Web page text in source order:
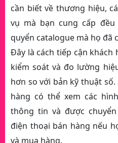
cần biết về thương hiệu,
vụ mà bạn cung cấp
quyển catalogue mà họ đã
Đây là cách tiếp cận
kiểm soát và đo lường
hơn so với bản kỹ thuật
hàng có thể xem các
thông tin và được
điện thoại bán hàng nếu
và mua hàng.